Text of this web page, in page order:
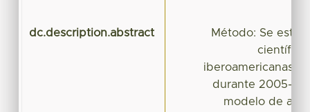
dc.description.abstract
Método: Se
científica
iberoamericanas
durante 2005-
modelo de